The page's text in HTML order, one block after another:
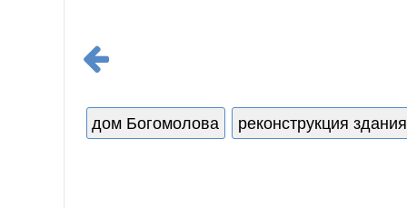
дом Богомолова реконструкция здания